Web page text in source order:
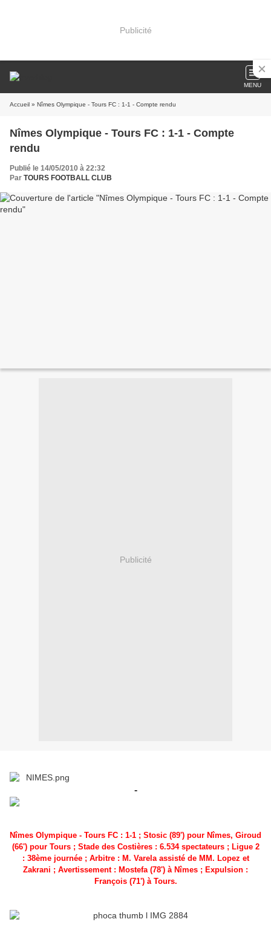
Publicité
MENU
Accueil » Nîmes Olympique - Tours FC : 1-1 - Compte rendu
Nîmes Olympique - Tours FC : 1-1 - Compte
rendu
Publié le 14/05/2010 à 22:32
Par TOURS FOOTBALL CLUB
Publicité
-
Nîmes Olympique - Tours FC : 1-1 ; Stosic (89') pour Nîmes, Giroud
(66') pour Tours ; Stade des Costières : 6.534 spectateurs ; Ligue 2
: 38ème journée ; Arbitre : M. Varela assisté de MM. Lopez et
Zakrani ; Avertissement : Mostefa (78') à Nîmes ; Expulsion :
François (71') à Tours.